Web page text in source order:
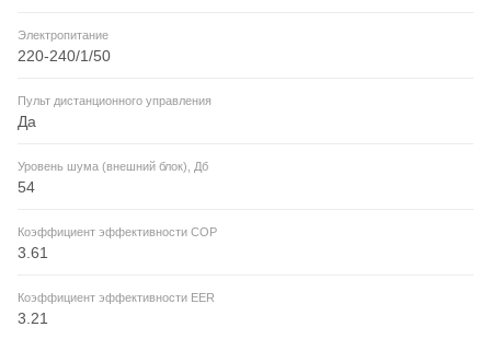
Электропитание
220-240/1/50
Пульт дистанционного управления
Да
Уровень шума (внешний блок), Дб
54
Коэффициент эффективности COP
3.61
Коэффициент эффективности EER
3.21